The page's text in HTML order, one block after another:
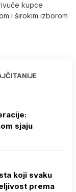
kupce
i širokim izborom
sjaju
koji svaku
prema